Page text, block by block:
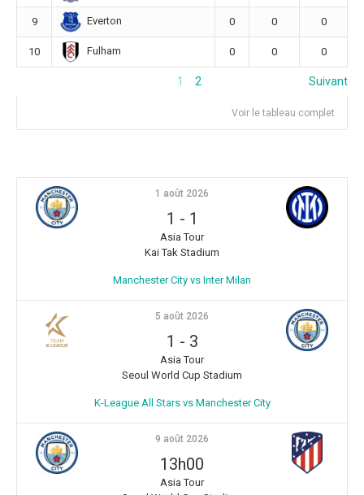
9 Everton 0 0 0
10 Fulham 0 0 0
1 2 Suivant
Voir le tableau complet
1 août 2026
1 - 1
Asia Tour
Kai Tak Stadium
Manchester City vs Inter Milan
5 août 2026
1 - 3
Asia Tour
Seoul World Cup Stadium
K-League All Stars vs Manchester City
9 août 2026
13h00
Asia Tour